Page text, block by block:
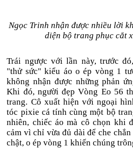
Ngọc Trinh nhận được nhiều lời
diện bộ trang phục cắt
Trái ngược với lần này, trước
"thử sức" kiểu áo o ép vòng 1
không nhận được những phản
Khi đó, người đẹp Vòng Eo 56
trang. Cô xuất hiện với ngoại
tóc pixie cá tính cùng một bộ
nhiên, chiếc áo mà cô chọn khi
cảm vì chỉ vừa đủ dài để che
chật, o ép vòng 1 khiến chúng